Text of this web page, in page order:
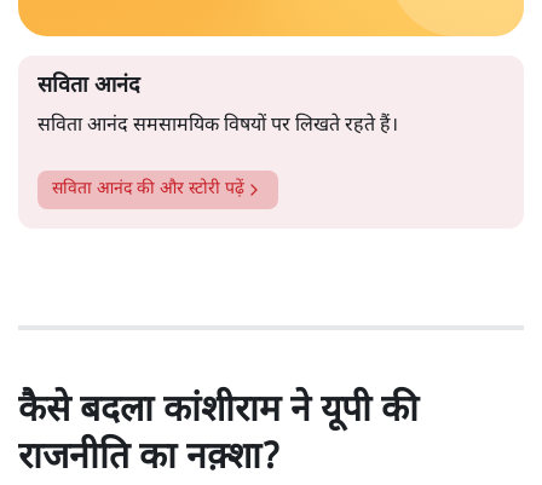
सविता आनंद
सविता आनंद समसामयिक विषयों पर लिखते रहते हैं।
सविता आनंदकी और स्टोरी पढ़ें
कैसे बदला कांशीराम ने यूपी की
राजनीति का नक़्शा?